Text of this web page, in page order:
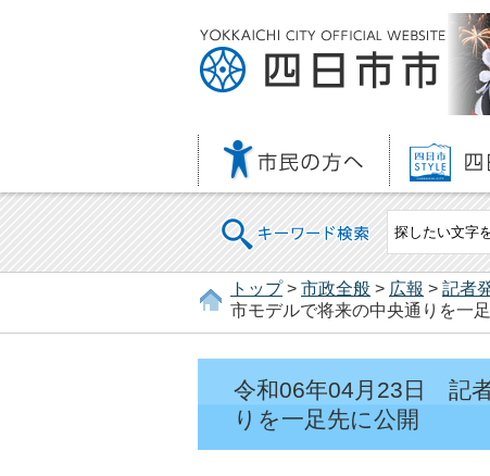
キーワード検索
トップ> 市政全般 > 広報 > 記者
市モデルで将来の中央通りを一
令和06年04月23日 記
りを一足先に公開